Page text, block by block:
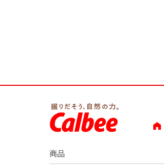
商品